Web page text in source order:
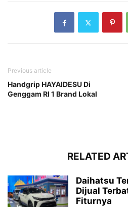
Previous article
Handgrip HAYAIDESU Di
Genggam RI 1 Brand Lokal
RELATED
Daihatsu
Dijual
Fiturnya